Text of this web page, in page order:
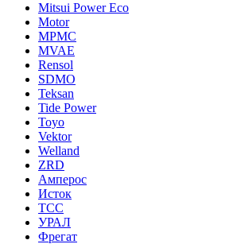
Mitsui Power Eco
Motor
MPMC
MVAE
Rensol
SDMO
Teksan
Tide Power
Toyo
Vektor
Welland
ZRD
Амперос
Исток
ТСС
УРАЛ
Фрегат